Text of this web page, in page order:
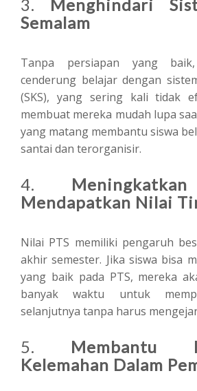
3. Menghindari
Semalam
Tanpa persiapan yang
cenderung belajar dengan
(SKS), yang sering kali tidak
membuat mereka mudah lupa
yang matang membantu siswa
santai dan terorganisir.
4.
Mendapatkan Nilai
Nilai PTS memiliki pengaruh
akhir semester. Jika siswa bisa
yang baik pada PTS, mereka
banyak waktu untuk
selanjutnya tanpa harus
5. Membantu
Kelemahan Dalam